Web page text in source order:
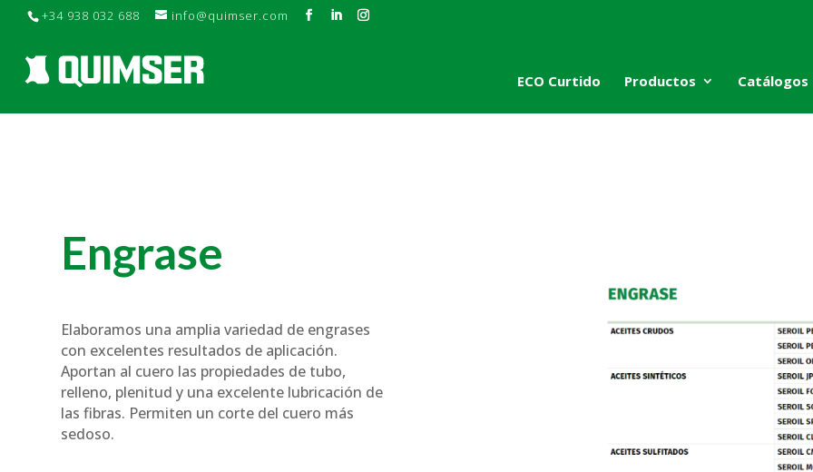
+34 938 032 688 info@quimser.com
ECO Curtido Productos Catálogos
Engrase
Elaboramos una amplia variedad de engrases
con excelentes resultados de aplicación.
Aportan al cuero las propiedades de tubo,
relleno, plenitud y una excelente lubricación de
las fibras. Permiten un corte del cuero más
sedoso.